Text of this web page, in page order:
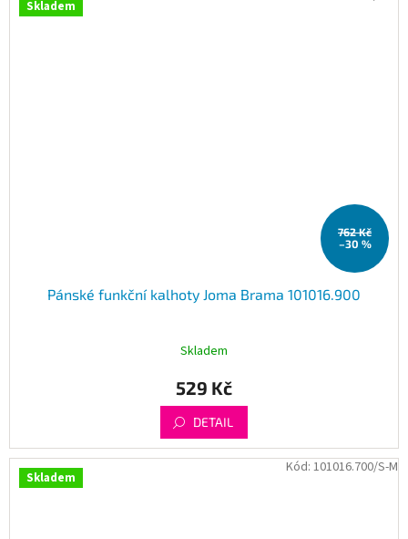
Skladem
762 Kč
–30 %
Pánské funkční kalhoty Joma Brama 101016.900
Skladem
529 Kč
DETAIL
Skladem
Kód: 101016.700/S-M